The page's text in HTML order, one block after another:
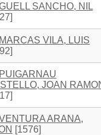
SANCHO, NIL
MARCAS VILA, LUIS
PUIGARNAU
JOAN
ARANA,
[1576]